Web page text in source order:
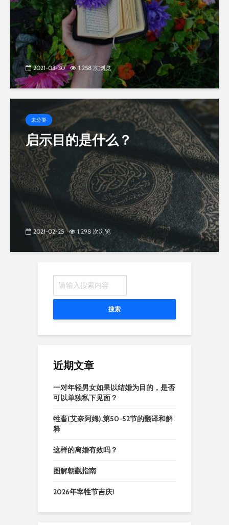
2021-03-30 1,258 次浏览
未分类
启示目的是什么？
2021-02-25 1,298 次浏览
搜索
近期文章
一对年轻男女如果以结婚为目的，是否
可以单独私下见面？
牲畜(艾奈阿姆),第50-52节的翻译和解
释
这样的离婚有效吗？
图解朝觐指南
2026年宰牲节吉庆!